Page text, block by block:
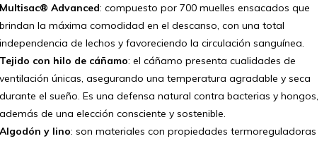
Multisac® Advanced: compuesto por 700 muelles ensacados que
brindan la máxima comodidad en el descanso, con una total
independencia de lechos y favoreciendo la circulación sanguínea.
Tejido con hilo de cáñamo: el cáñamo presenta cualidades de
ventilación únicas, asegurando una temperatura agradable y seca
durante el sueño. Es una defensa natural contra bacterias y hongos,
además de una elección consciente y sostenible.
Algodón y lino: son materiales con propiedades termoreguladoras